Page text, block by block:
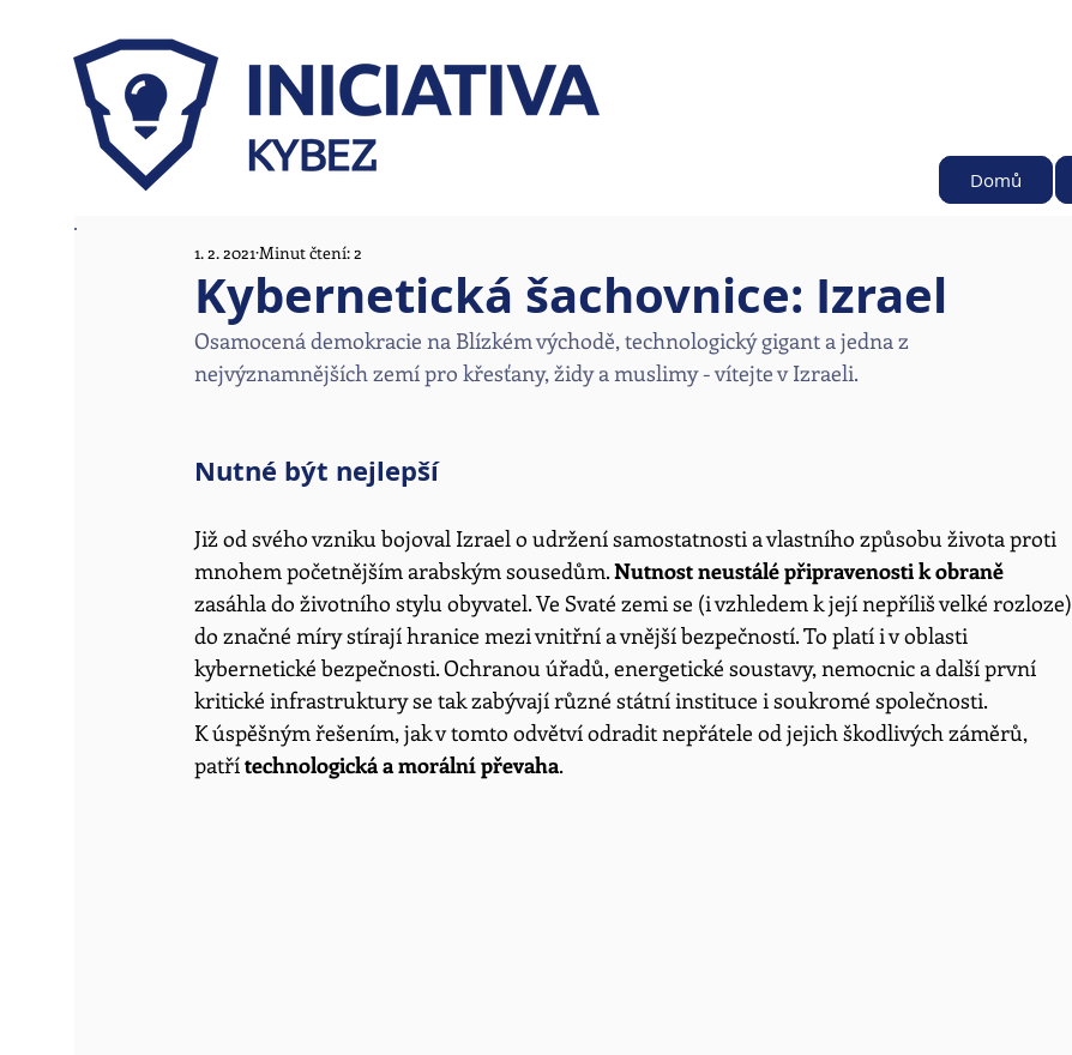
Domů
Kybernetická šachovnice: Izrael
1. 2. 2021Minut čtení: 2
Osamocená demokracie na Blízkém východě, technologický gigant a jedna z
nejvýznamnějších zemí pro křesťany, židy a muslimy - vítejte v Izraeli.
Nutné být nejlepší
Již od svého vzniku bojoval Izrael o udržení samostatnosti a vlastního způsobu života proti
mnohem početnějším arabským sousedům. Nutnost neustálé připravenosti k obraně
zasáhla do životního stylu obyvatel. Ve Svaté zemi se (i vzhledem k její nepříliš velké rozloze)
do značné míry stírají hranice mezi vnitřní a vnější bezpečností. To platí i v oblasti
kybernetické bezpečnosti. Ochranou úřadů, energetické soustavy, nemocnic a další první
kritické infrastruktury se tak zabývají různé státní instituce i soukromé společnosti.
K úspěšným řešením, jak v tomto odvětví odradit nepřátele od jejich škodlivých záměrů,
patří technologická a morální převaha.